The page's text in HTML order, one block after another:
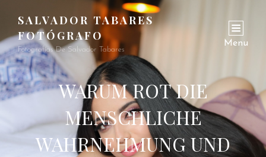
SALVADOR TABARES
FOTÓGRAFO
Fotografías De Salvador Tabares
Menu
WARUM ROT DIE
MENSCHLICHE
WAHRNEHMUNG UND